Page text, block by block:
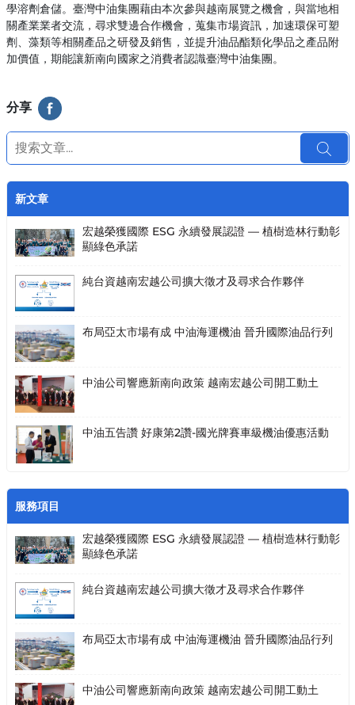
學溶劑倉儲。臺灣中油集團藉由本次參與越南展覽之機會，與當地相
關產業業者交流，尋求雙邊合作機會，蒐集市場資訊，加速環保可塑
劑、藻類等相關產品之研發及銷售，並提升油品酯類化學品之產品附
加價值，期能讓新南向國家之消費者認識臺灣中油集團。
分享
新文章
宏越榮獲國際 ESG 永續發展認證 — 植樹造林行動彰
顯綠色承諾
純台資越南宏越公司擴大徵才及尋求合作夥伴
布局亞太市場有成 中油海運機油 晉升國際油品行列
中油公司響應新南向政策 越南宏越公司開工動土
中油五告讚 好康第2讚-國光牌賽車級機油優惠活動
服務項目
宏越榮獲國際 ESG 永續發展認證 — 植樹造林行動彰
顯綠色承諾
純台資越南宏越公司擴大徵才及尋求合作夥伴
布局亞太市場有成 中油海運機油 晉升國際油品行列
中油公司響應新南向政策 越南宏越公司開工動土